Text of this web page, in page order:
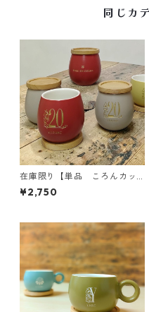
同じカ
在庫限り【単品 ころんカッ
プ】誕生祝｜全6色｜木のコー
スター付き｜名入れ｜プレゼ
¥2,750